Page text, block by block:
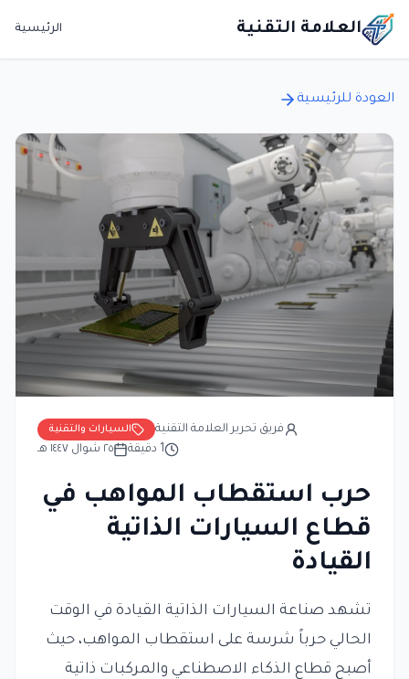
العلامة التقنية الرئيسية
العودة للرئيسية
السيارات والتقنية
فريق تحرير العلامة التقنية
٢٥ شوال ١٤٤٧ هـ
1 دقيقة
حرب استقطاب المواهب في
قطاع السيارات الذاتية
القيادة
تشهد صناعة السيارات الذاتية القيادة في الوقت
الحالي حرباً شرسة على استقطاب المواهب، حيث
أصبح قطاع الذكاء الاصطناعي والمركبات ذاتية